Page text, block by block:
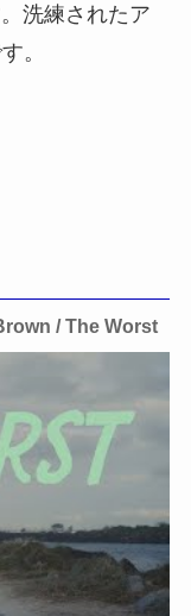
洗練されたア
。
/ The Worst